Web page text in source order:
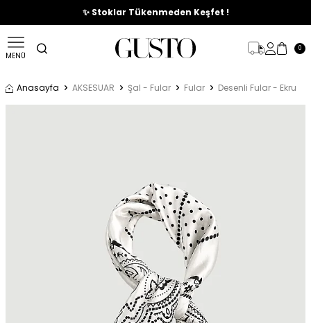
🎉%70'e Varan Büyük Yaz İndirim Başladı !
✨ Stoklar Tükenmeden Keşfet !
MENÜ
0
Anasayfa AKSESUAR Şal - Fular Fular Desenli Fular - Ekru